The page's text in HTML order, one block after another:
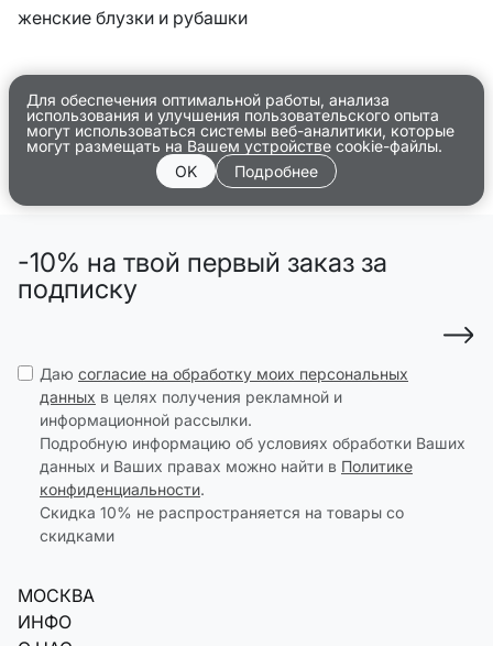
женские блузки и рубашки
Для обеспечения оптимальной работы, анализа
использования и улучшения пользовательского опыта
могут использоваться системы веб-аналитики, которые
могут размещать на Вашем устройстве cookie-файлы.
OK
Подробнее
-10% на твой первый заказ за
подписку
Даю согласие на обработку моих персональных
данных в целях получения рекламной и
информационной рассылки.
Подробную информацию об условиях обработки Ваших
данных и Ваших правах можно найти в Политике
конфиденциальности.
Скидка 10% не распространяется на товары со
скидками
МОСКВА
ИНФО